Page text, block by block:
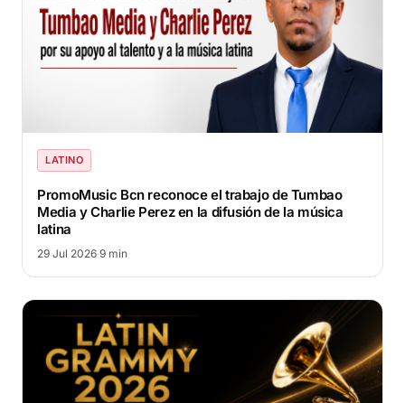
LATINO
PromoMusic Bcn reconoce el trabajo de Tumbao
Media y Charlie Perez en la difusión de la música
latina
29 Jul 2026·9 min